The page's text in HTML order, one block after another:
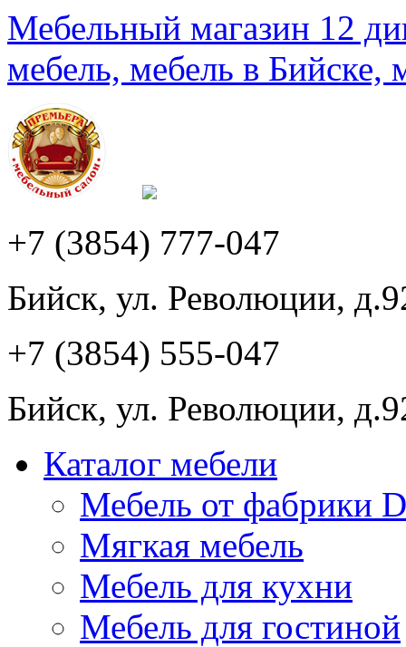
Мебельный магазин 12
мебель, мебель в Бийске,
+7 (3854) 777-047
Бийск, ул. Революции,
+7 (3854) 555-047
Бийск, ул. Революции,
Каталог мебели
Мебель от фабрики
Мягкая мебель
Мебель для кухни
Мебель для гостиной